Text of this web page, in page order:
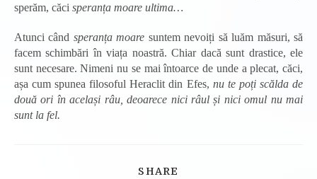
sperăm, căci speranța moare ultima…
Atunci când speranța moare suntem nevoiți să luăm măsuri, să
facem schimbări în viața noastră. Chiar dacă sunt drastice, ele
sunt necesare. Nimeni nu se mai întoarce de unde a plecat, căci,
așa cum spunea filosoful Heraclit din Efes, nu te poți scălda de
două ori în același râu, deoarece nici râul și nici omul nu mai
sunt la fel.
SHARE